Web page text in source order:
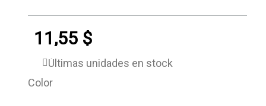
11,55 $
Últimas unidades en stock
Color